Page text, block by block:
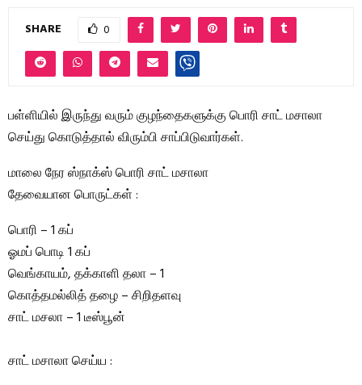
SHARE 0
பள்ளியில் இருந்து வரும் குழந்தைகளுக்கு பொரி சாட் மசாலா
செய்து கொடுத்தால் விரும்பி சாப்பிடுவார்கள்.
மாலை நேர ஸ்நாக்ஸ் பொரி சாட் மசாலா
தேவையான பொருட்கள் :
பொரி – 1 கப்
ஓமப் பொடி 1 கப்
வெங்காயம், தக்காளி தலா – 1
கொத்தமல்லித் தழை – சிறிதளவு
சாட் மசலா – 1 டீஸ்பூன்
சாட் மசாலா செய்ய :